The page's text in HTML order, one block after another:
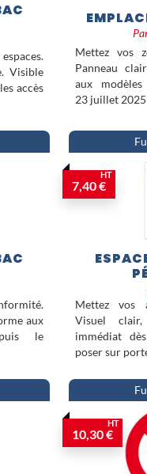
Visible
accès
Mettez vos
Panneau
aux
23 juillet
aux
le
7,40 €
HT
Mettez vos
Visuel
immédiat
poser sur
10,30 €
HT